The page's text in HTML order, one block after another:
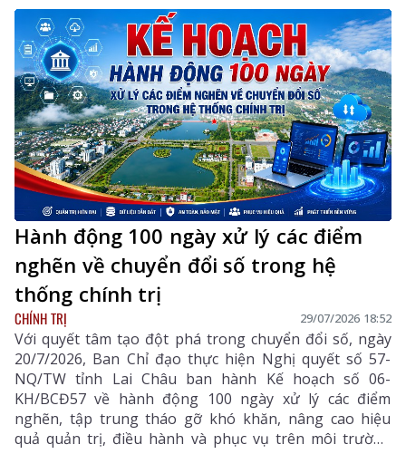
Hành động 100 ngày xử lý các điểm
nghẽn về chuyển đổi số trong hệ
thống chính trị
CHÍNH TRỊ 29/07/2026 18:52
Với quyết tâm tạo đột phá trong chuyển đổi số, ngày
20/7/2026, Ban Chỉ đạo thực hiện Nghị quyết số 57-
NQ/TW tỉnh Lai Châu ban hành Kế hoạch số 06-
KH/BCĐ57 về hành động 100 ngày xử lý các điểm
nghẽn, tập trung tháo gỡ khó khăn, nâng cao hiệu
quả quản trị, điều hành và phục vụ trên môi trường